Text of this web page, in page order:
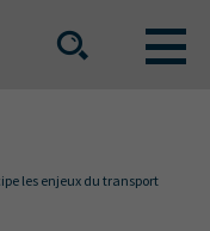
les enjeux du transport